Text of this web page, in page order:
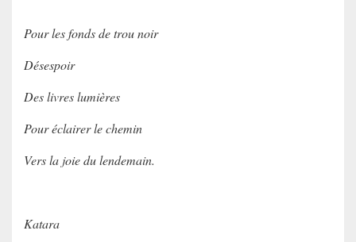
Pour les fonds de trou noir
Désespoir
Des livres lumières
Pour éclairer le chemin
Vers la joie du lendemain.
Katara